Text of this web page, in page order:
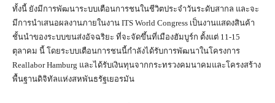
ทั้งนี้ ยังมีการพัฒนาระบบเตือนการชนในชีวิตประจำวันระดับสากล และจะ
มีการนำเสนอผลงานภายในงาน ITS World Congress เป็นงานแสดงสินค้า
ชั้นนำของระบบขนส่งอัจฉริยะ ที่จะจัดขึ้นที่เมืองฮัมบูร์ก ตั้งแต่ 11-15
ตุลาคม นี้ โดยระบบเตือนการชนนี้กำลังได้รับการพัฒนาในโครงการ
Reallabor Hamburg และได้รับเงินทุนจากกระทรวงคมนาคมและโครงสร้าง
พื้นฐานดิจิทัลแห่งสหพันธรัฐเยอรมัน